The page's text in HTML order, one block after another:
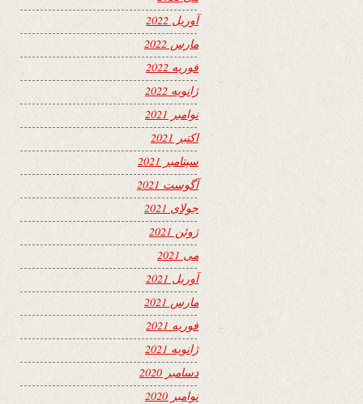
آوریل 2022
مارس 2022
فوریه 2022
ژانویه 2022
نوامبر 2021
اکتبر 2021
سپتامبر 2021
آگوست 2021
جولای 2021
ژوئن 2021
می 2021
آوریل 2021
مارس 2021
فوریه 2021
ژانویه 2021
دسامبر 2020
نوامبر 2020